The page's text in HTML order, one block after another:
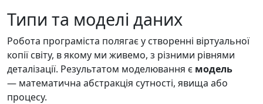
Типи та моделі даних
Робота програміста полягає у створенні віртуальної
копії світу, в якому ми живемо, з різними рівнями
деталізації. Результатом моделювання є модель
— математична абстракція сутності, явища або
процесу.